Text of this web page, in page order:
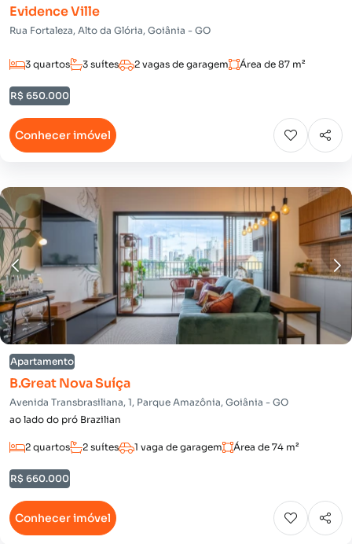
Evidence Ville
Rua Fortaleza, Alto da Glória, Goiânia - GO
3 quartos 3 suítes 2 vagas de garagem Área de 87 m²
R$ 650.000
Conhecer imóvel
Apartamento
B.Great Nova Suíça
Avenida Transbrasiliana, 1, Parque Amazônia, Goiânia - GO
ao lado do pró Brazilian
2 quartos 2 suítes 1 vaga de garagem Área de 74 m²
R$ 660.000
Conhecer imóvel